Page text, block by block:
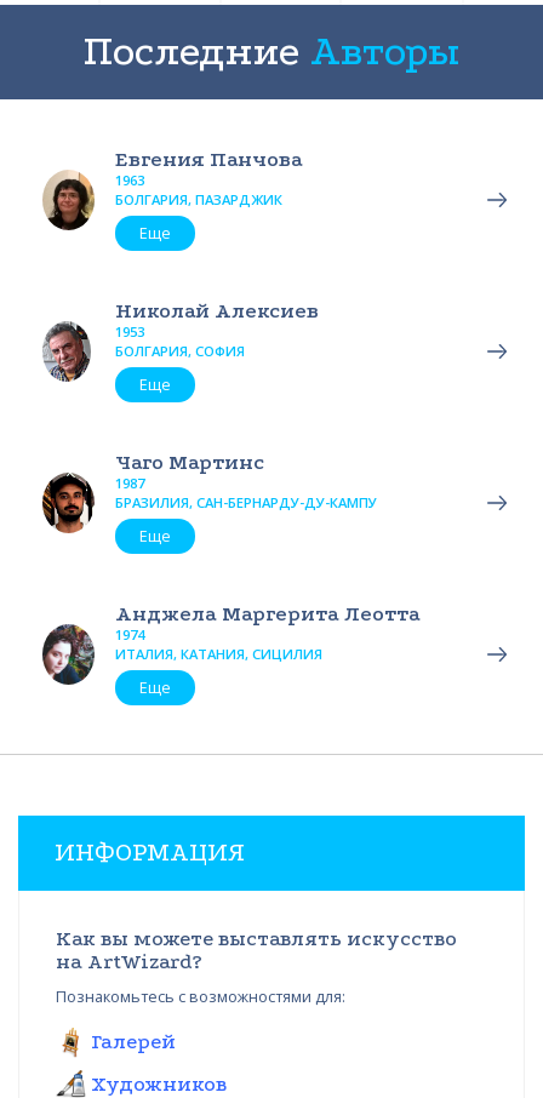
Последние Авторы
Евгения Панчова
1963
БОЛГАРИЯ, ПАЗАРДЖИК
Еще
Николай Алексиев
1953
БОЛГАРИЯ, СОФИЯ
Еще
Чаго Мартинс
1987
БРАЗИЛИЯ, САН-БЕРНАРДУ-ДУ-КАМПУ
Еще
Анджела Маргерита Леотта
1974
ИТАЛИЯ, КАТАНИЯ, СИЦИЛИЯ
Еще
ИНФОРМАЦИЯ
Как вы можете выставлять искусство
на ArtWizard?
Познакомьтесь с возможностями для:
Галерей
Художников